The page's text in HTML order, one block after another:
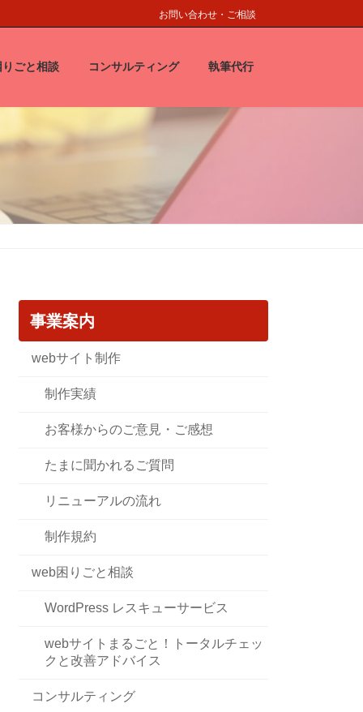
お問い合わせ・ご相談
ごと相談 コンサルティング 執筆代行
事業案内
webサイト制作
制作実績
お客様からのご意見・ご感想
たまに聞かれるご質問
リニューアルの流れ
制作規約
web困りごと相談
WordPress レスキューサービス
webサイトまるごと！トータルチェッ
クと改善アドバイス
コンサルティング